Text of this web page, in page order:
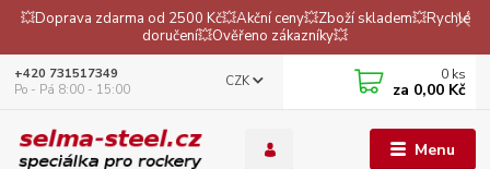
💥Doprava zdarma od 2500 Kč💥Akční ceny💥Zboží skladem💥Rychlé
doručení💥Ověřeno zákazníky💥
Menu
CZK
+420 731517349
Po - Pá 8:00 - 15:00
0 ks
za 0,00 Kč